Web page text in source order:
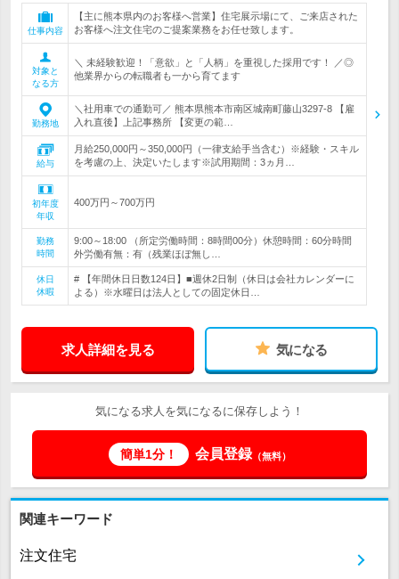
仕事内容
【主に熊本県内のお客様へ営業】住宅展示場にて、ご来店された
お客様へ注文住宅のご提案業務をお任せ致します。
対象と
なる方
＼ 未経験歓迎！「意欲」と「人柄」を重視した採用です！ ／◎
他業界からの転職者も一から育てます
勤務地
＼社用車での通勤可／ 熊本県熊本市南区城南町藤山3297-8 【雇
入れ直後】上記事務所 【変更の範…
給与
月給250,000円～350,000円（一律支給手当含む）※経験・スキル
を考慮の上、決定いたします※試用期間：3ヵ月…
初年度
年収
400万円～700万円
勤務
時間
9:00～18:00 （所定労働時間：8時間00分）休憩時間：60分時間
外労働有無：有（残業ほぼ無し…
休日
休暇
# 【年間休日日数124日】■週休2日制（休日は会社カレンダーに
よる）※水曜日は法人としての固定休日…
求人詳細を見る 気になる
気になる求人を気になるに保存しよう！
簡単1分！ 会員登録（無料）
関連キーワード
注文住宅